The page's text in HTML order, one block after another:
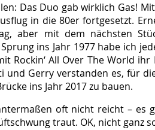
Das Duo gab wirklich Gas!
in die 80er fortgesetzt.
aber mit dem nächsten
ins Jahr 1977 habe ich
Rockin‘ All Over The World
und Gerry verstanden es, für
ins Jahr 2017 zu bauen.
oft nicht reicht – es
traut. OK, nicht ganz